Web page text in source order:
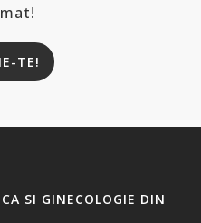
TE!
SI GINECOLOGIE DIN